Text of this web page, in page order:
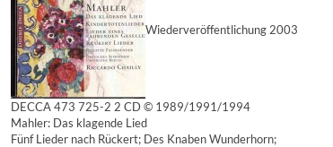
Wiederveröffentlichung 2003
DECCA 473 725-2 2 CD © 1989/1991/1994
Mahler: Das klagende Lied
Fünf Lieder nach Rückert; Des Knaben Wunderhorn;